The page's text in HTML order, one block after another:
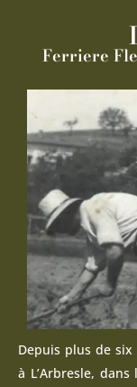
Ferriere
Depuis plus de
à L’Arbresle,